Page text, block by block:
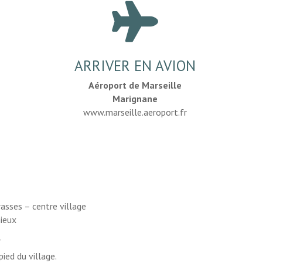

ARRIVER EN AVION
Aéroport de Marseille
Marignane
www.marseille.aeroport.fr
– centre village
du village.